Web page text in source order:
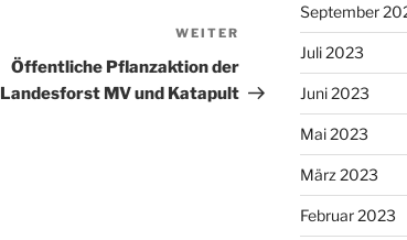
Nächster
Beitrag
WEITER
Öffentliche Pflanzaktion der
Landesforst MV und Katapult
September
Juli 2023
Juni 2023
Mai 2023
März 2023
Februar 2023